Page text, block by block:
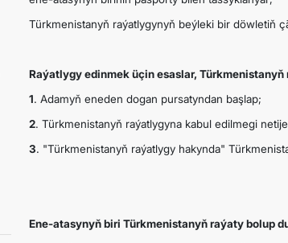
Türkmenistanyň raýatlygynyň beýleki bir döwletiň
Raýatlygy edinmek üçin esaslar,
1. Adamyň eneden dogan pursatyndan başlap;
2. Türkmenistanyň raýatlygyna kabul edilmegi
3. "Türkmenistanyň raýatlygy hakynda"
Ene-atasynyň biri Türkmenistanyň raýaty bolup